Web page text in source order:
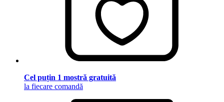
Cel puțin 1 mostră gratuită
la fiecare comandă